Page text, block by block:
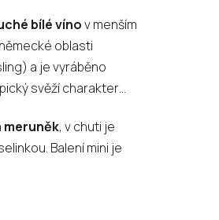
bílé vínov menším
oblasti
a je vyráběno
svěží charakter
meruněk, v chuti je
Balení mini je